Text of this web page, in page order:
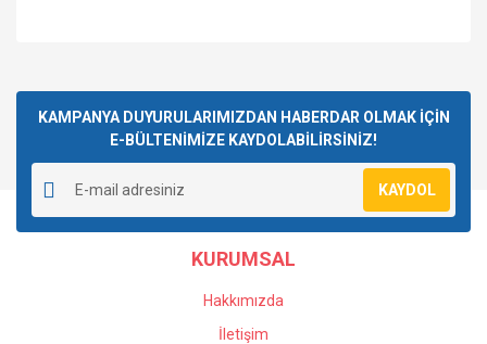
Yorum Yaz
kullanarak tarafımıza iletebilirsiniz.
Görüş ve önerileriniz için teşekkür ederiz.
Ürün resmi kalitesiz, bozuk veya görüntülenemiyor.
Ürün açıklamasında eksik bilgiler bulunuyor.
Ürün bilgilerinde hatalar bulunuyor.
Ürün fiyatı diğer sitelerden daha pahalı.
KAMPANYA DUYURULARIMIZDAN HABERDAR OLMAK İÇİN
E-BÜLTENİMİZE KAYDOLABİLİRSİNİZ!
KAYDOL
KURUMSAL
Hakkımızda
İletişim